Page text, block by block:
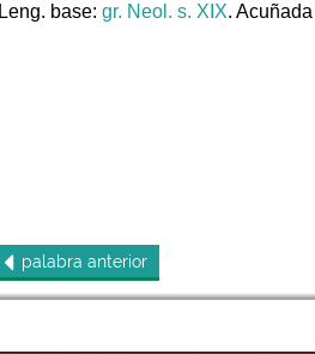
Leng. base: gr. Neol. s. XIX.
palabra anterior